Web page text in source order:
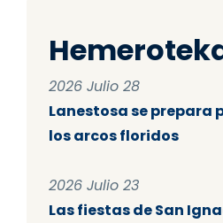
2026 Julio 28
Lanestosa se prepara
los arcos floridos
2026 Julio 23
Las fiestas de San